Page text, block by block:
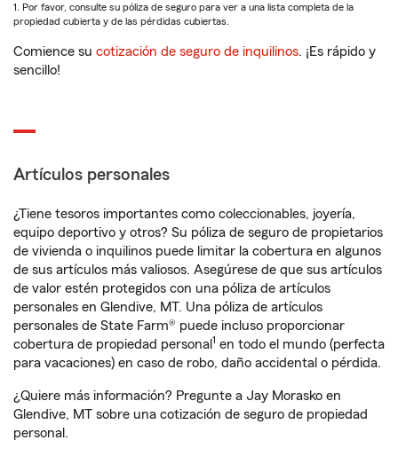
1. Por favor, consulte su póliza de seguro para ver a una lista completa de la
propiedad cubierta y de las pérdidas cubiertas.
Comience su cotización de seguro de inquilinos. ¡Es rápido y
sencillo!
Artículos personales
¿Tiene tesoros importantes como coleccionables, joyería,
equipo deportivo y otros? Su póliza de seguro de propietarios
de vivienda o inquilinos puede limitar la cobertura en algunos
de sus artículos más valiosos. Asegúrese de que sus artículos
de valor estén protegidos con una póliza de artículos
personales en Glendive, MT. Una póliza de artículos
personales de State Farm® puede incluso proporcionar
cobertura de propiedad personal 1 en todo el mundo (perfecta
para vacaciones) en caso de robo, daño accidental o pérdida.
¿Quiere más información? Pregunte a Jay Morasko en
Glendive, MT sobre una cotización de seguro de propiedad
personal.